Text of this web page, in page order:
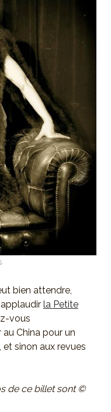
bien attendre,
la Petite
vous
China pour un
sinon aux revues
de ce billet sont ©